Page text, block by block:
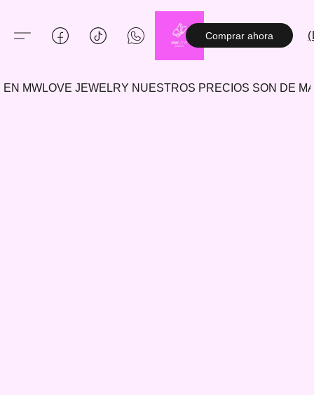
Comprar ahora
EN MWLOVE JEWELRY NUESTROS PRECIOS SON DE